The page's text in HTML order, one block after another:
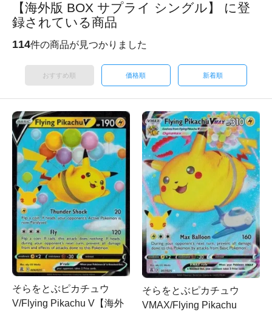
【海外版 BOX サプライ シングル】 に登
録されている商品
114件の商品が見つかりました
おすすめ順 価格順 新着順
そらをとぶピカチュウ
V/Flying Pikachu V【海外
そらをとぶピカチュウ
VMAX/Flying Pikachu